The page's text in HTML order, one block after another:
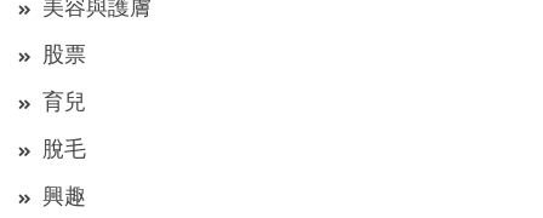
美容與護膚
股票
育兒
脫毛
興趣